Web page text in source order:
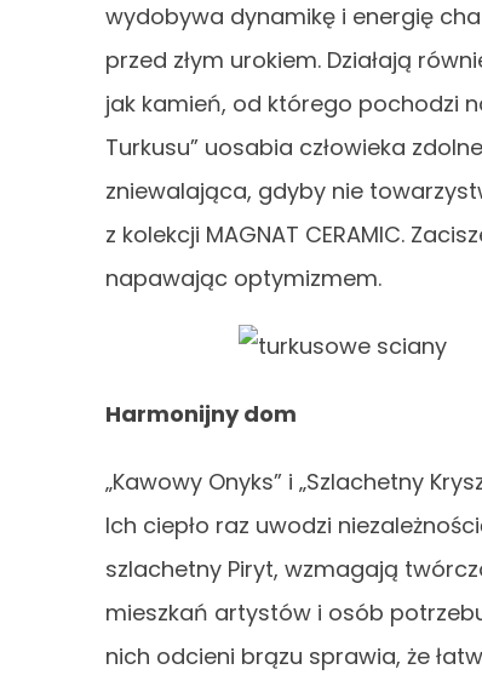
wydobywa dynamikę i energię
przed złym urokiem. Działają
jak kamień, od którego pochodzi
Turkusu” uosabia człowieka
zniewalająca, gdyby nie
z kolekcji MAGNAT CERAMIC.
napawając optymizmem.
Harmonijny dom
„Kawowy Onyks” i „Szlachetny
Ich ciepło raz uwodzi
szlachetny Piryt, wzmagają
mieszkań artystów i osób
nich odcieni brązu sprawia, że